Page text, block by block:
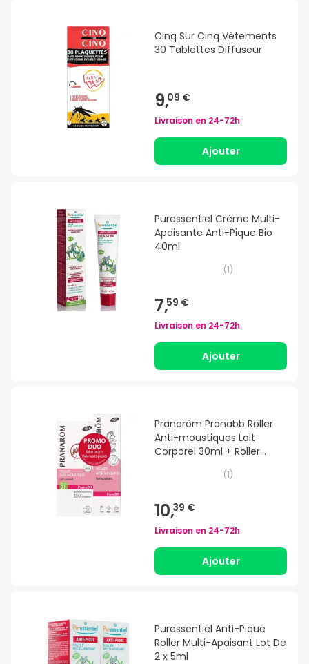
Cinq Sur Cinq Vêtements
30 Tablettes Diffuseur
9,09 €
Livraison en 24-72h
Ajouter
Puressentiel Crème Multi-
Apaisante Anti-Pique Bio
40ml
(1)
7,59 €
Livraison en 24-72h
Ajouter
Pranarôm Pranabb Roller
Anti-moustiques Lait
Corporel 30ml + Roller
(1)
10,39 €
Livraison en 24-72h
Ajouter
Puressentiel Anti-Pique
Roller Multi-Apaisant Lot De
2 x 5ml